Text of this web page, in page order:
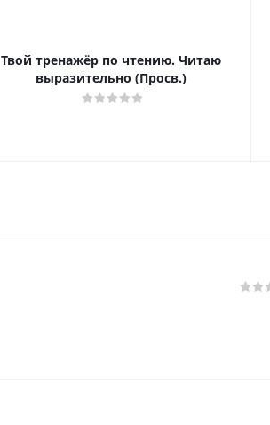
Твой тренажёр по чтению. Читаю
выразительно (Просв.)